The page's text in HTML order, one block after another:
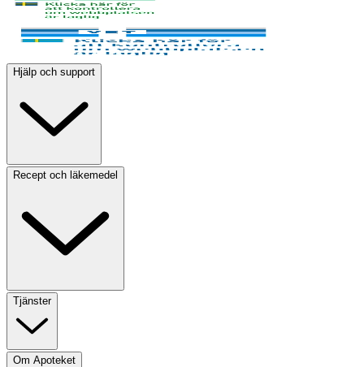
Hjälp och support
Recept och läkemedel
Tjänster
Om Apoteket